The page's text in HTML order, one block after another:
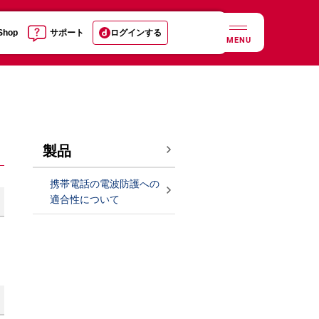
サポート ログインする
MENU
製品
携帯電話の電波防護への
適合性について